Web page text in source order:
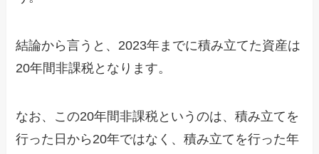
結論から言うと、2023年までに積み立てた資産は
20年間非課税となります。
なお、この20年間非課税というのは、積み立てを
行った日から20年ではなく、積み立てを行った年